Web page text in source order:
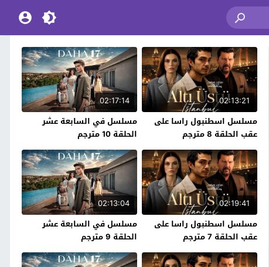
02:13:21
مسلسل اسطنبول راسا على
عقب الحلقة 8 مترجم
02:17:14
مسلسل في السابعة عشر
الحلقة 10 مترجم
02:19:41
مسلسل اسطنبول راسا على
عقب الحلقة 7 مترجم
02:13:04
مسلسل في السابعة عشر
الحلقة 9 مترجم